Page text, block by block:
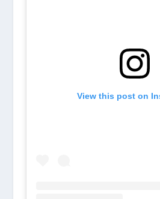
View this post on